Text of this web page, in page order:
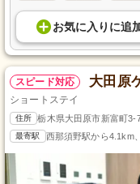
お気に入り に追
スピード対応 大田原
ショートステイ
住所 栃木県大田原市新富町3-
最寄駅 西那須野駅から4.1km